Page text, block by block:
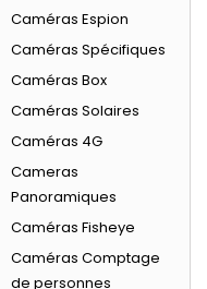
Caméras Espion
Caméras Spécifiques
Caméras Box
Caméras Solaires
Caméras 4G
Cameras
Panoramiques
Caméras Fisheye
Caméras Comptage
de personnes